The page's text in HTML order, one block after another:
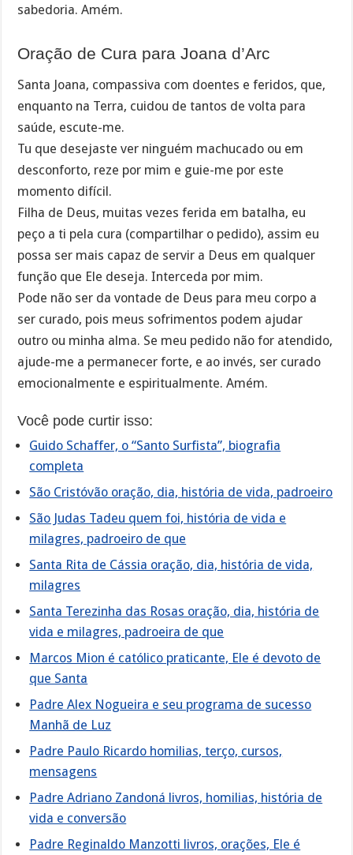
sabedoria. Amém.
Oração de Cura para Joana d’Arc
Santa Joana, compassiva com doentes e feridos, que,
enquanto na Terra, cuidou de tantos de volta para
saúde, escute-me.
Tu que desejaste ver ninguém machucado ou em
desconforto, reze por mim e guie-me por este
momento difícil.
Filha de Deus, muitas vezes ferida em batalha, eu
peço a ti pela cura (compartilhar o pedido), assim eu
possa ser mais capaz de servir a Deus em qualquer
função que Ele deseja. Interceda por mim.
Pode não ser da vontade de Deus para meu corpo a
ser curado, pois meus sofrimentos podem ajudar
outro ou minha alma. Se meu pedido não for atendido,
ajude-me a permanecer forte, e ao invés, ser curado
emocionalmente e espiritualmente. Amém.
Você pode curtir isso:
Guido Schaffer, o “Santo Surfista”, biografia
completa
São Cristóvão oração, dia, história de vida, padroeiro
São Judas Tadeu quem foi, história de vida e
milagres, padroeiro de que
Santa Rita de Cássia oração, dia, história de vida,
milagres
Santa Terezinha das Rosas oração, dia, história de
vida e milagres, padroeira de que
Marcos Mion é católico praticante, Ele é devoto de
que Santa
Padre Alex Nogueira e seu programa de sucesso
Manhã de Luz
Padre Paulo Ricardo homilias, terço, cursos,
mensagens
Padre Adriano Zandoná livros, homilias, história de
vida e conversão
Padre Reginaldo Manzotti livros, orações, Ele é